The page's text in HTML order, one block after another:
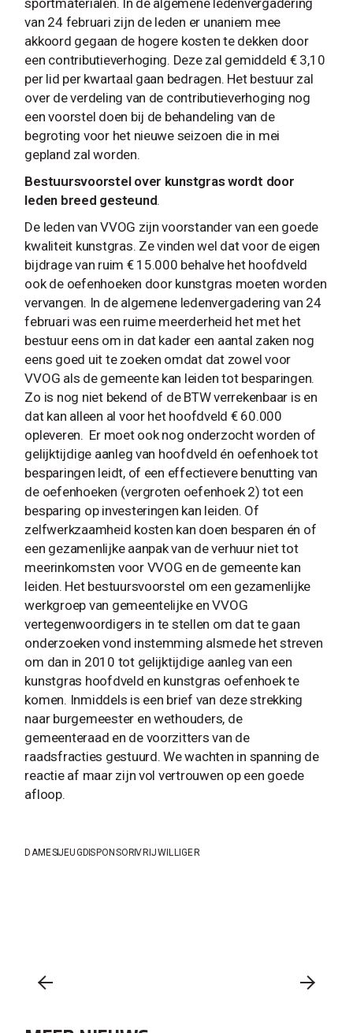
sportmaterialen. In de algemene ledenvergadering
van 24 februari zijn de leden er unaniem mee
akkoord gegaan de hogere kosten te dekken door
een contributieverhoging. Deze zal gemiddeld € 3,10
per lid per kwartaal gaan bedragen. Het bestuur zal
over de verdeling van de contributieverhoging nog
een voorstel doen bij de behandeling van de
begroting voor het nieuwe seizoen die in mei
gepland zal worden.
Bestuursvoorstel over kunstgras wordt door
leden breed gesteund.
De leden van VVOG zijn voorstander van een goede
kwaliteit kunstgras. Ze vinden wel dat voor de eigen
bijdrage van ruim € 15.000 behalve het hoofdveld
ook de oefenhoeken door kunstgras moeten worden
vervangen. In de algemene ledenvergadering van 24
februari was een ruime meerderheid het met het
bestuur eens om in dat kader een aantal zaken nog
eens goed uit te zoeken omdat dat zowel voor
VVOG als de gemeente kan leiden tot besparingen.
Zo is nog niet bekend of de BTW verrekenbaar is en
dat kan alleen al voor het hoofdveld € 60.000
opleveren. Er moet ook nog onderzocht worden of
gelijktijdige aanleg van hoofdveld én oefenhoek tot
besparingen leidt, of een effectievere benutting van
de oefenhoeken (vergroten oefenhoek 2) tot een
besparing op investeringen kan leiden. Of
zelfwerkzaamheid kosten kan doen besparen én of
een gezamenlijke aanpak van de verhuur niet tot
meerinkomsten voor VVOG en de gemeente kan
leiden. Het bestuursvoorstel om een gezamenlijke
werkgroep van gemeentelijke en VVOG
vertegenwoordigers in te stellen om dat te gaan
onderzoeken vond instemming alsmede het streven
om dan in 2010 tot gelijktijdige aanleg van een
kunstgras hoofdveld en kunstgras oefenhoek te
komen. Inmiddels is een brief van deze strekking
naar burgemeester en wethouders, de
gemeenteraad en de voorzitters van de
raadsfracties gestuurd. We wachten in spanning de
reactie af maar zijn vol vertrouwen op een goede
afloop.
DAMESJEUGDSPONSORVRIJWILLIGER